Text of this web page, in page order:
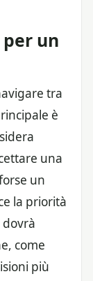
un
tra
è
una
un
la priorità
dovrà
come
più